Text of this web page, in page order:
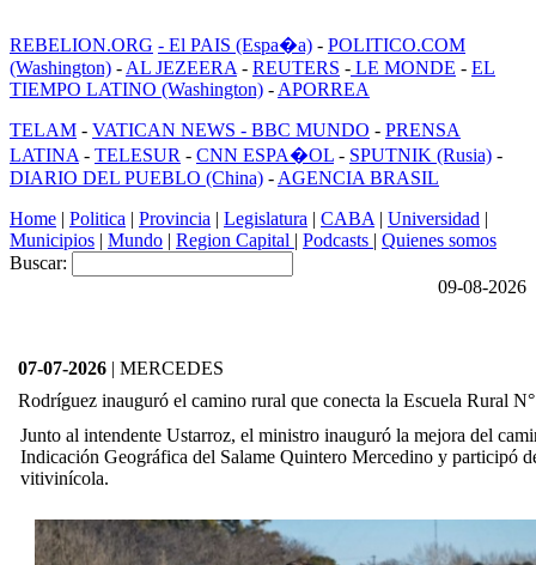
REBELION.ORG - El PAIS (Espa�a) - POLITICO.COM
(Washington) - AL JEZEERA - REUTERS - LE MONDE - EL
TIEMPO LATINO (Washington) - APORREA
TELAM - VATICAN NEWS - BBC MUNDO - PRENSA
LATINA - TELESUR - CNN ESPA�OL - SPUTNIK (Rusia) -
DIARIO DEL PUEBLO (China) - AGENCIA BRASIL
Home | Politica | Provincia | Legislatura | CABA | Universidad |
Municipios | Mundo | Region Capital | Podcasts | Quienes somos
Buscar:
09-08-2026
07-07-2026 | MERCEDES
Rodríguez inauguró el camino rural que conecta la Escuela Rural
Junto al intendente Ustarroz, el ministro inauguró la mejora del
Indicación Geográfica del Salame Quintero Mercedino y participó
vitivinícola.